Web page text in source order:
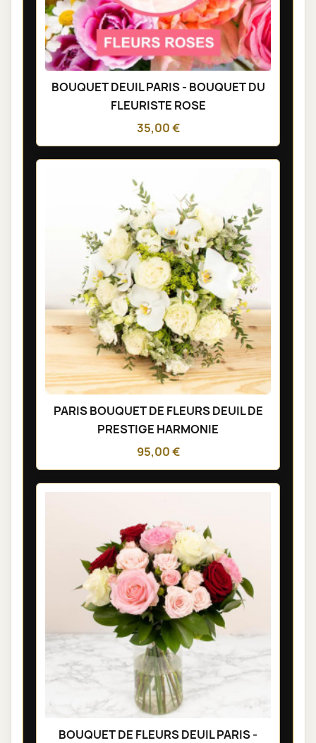
BOUQUET DEUIL PARIS - BOUQUET DU
FLEURISTE ROSE
35,00 €
PARIS BOUQUET DE FLEURS DEUIL DE
PRESTIGE HARMONIE
95,00 €
BOUQUET DE FLEURS DEUIL PARIS -